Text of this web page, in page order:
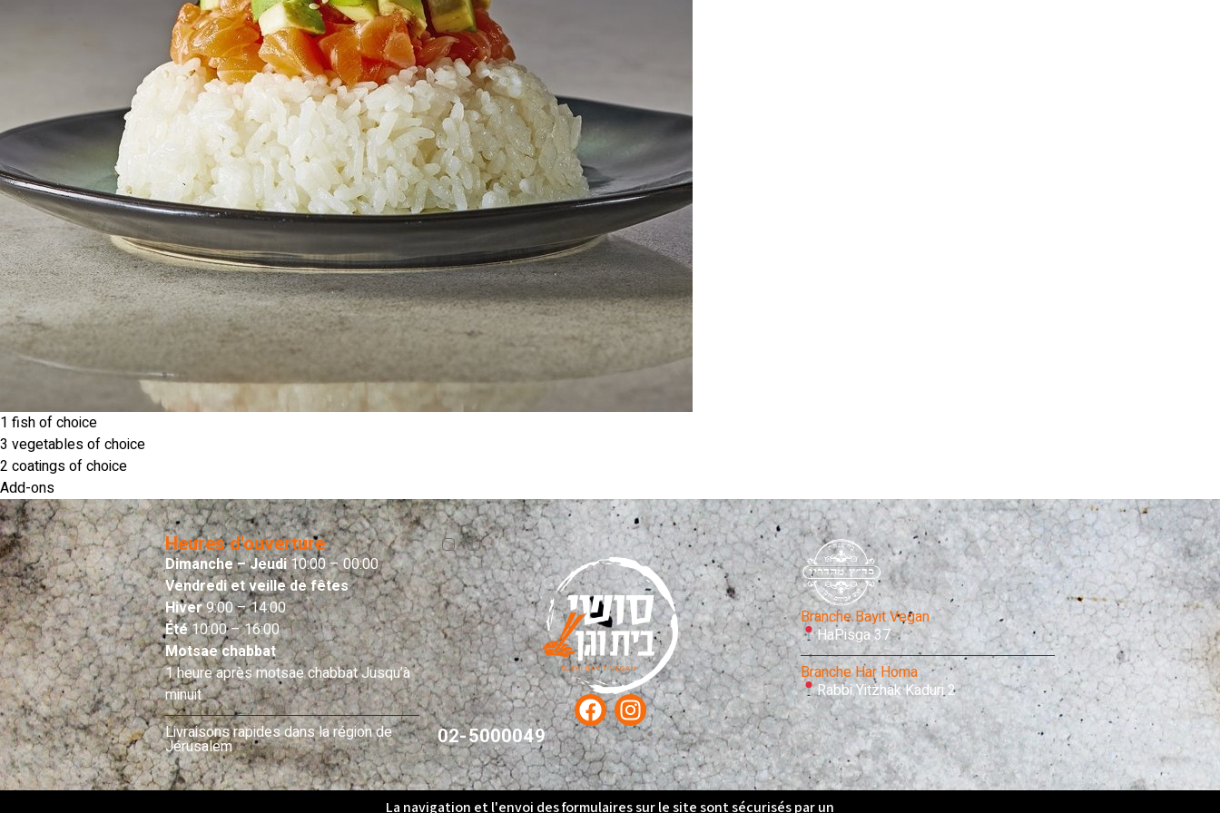
1 fish of choice
3 vegetables of choice
2 coatings of choice
Add-ons
Heures d'ouverture
Dimanche – Jeudi10:00 – 00:00
Vendredi et veille de fêtes
Hiver9:00 – 14:00
Été10:00 – 16:00
Motsae chabbat
1 heure après motsae chabbat Jusqu’à
minuit
Livraisons rapides dans la région de
Jérusalem 02-5000049
Branche Bayit Vegan
HaPisga 37
Branche Har Homa
Rabbi Yitzhak Kaduri 2
La navigation et l'envoi des formulaires sur le site sont sécurisés par un